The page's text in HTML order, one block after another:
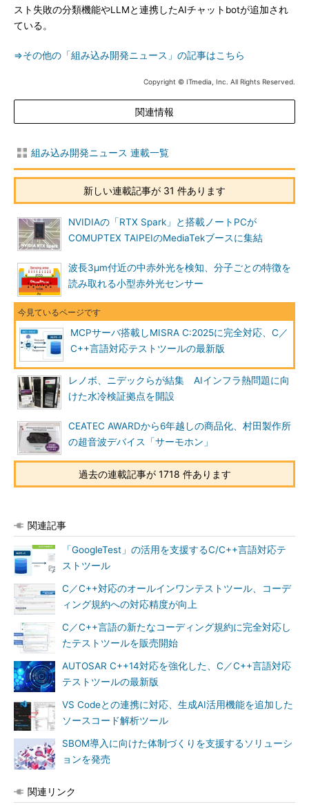
スト失敗の分類機能やLLMと連携したAIチャットbotが追加され
ている。
⇒その他の「組み込み開発ニュース」の記事はこちら
Copyright © ITmedia, Inc. All Rights Reserved.
関連情報
組み込み開発ニュース 連載一覧
新しい連載記事が 31 件あります
NVIDIAの「RTX Spark」と搭載ノートPCが
COMUPTEX TAIPEIのMediaTekブースに集結
波長3μm付近の中赤外光を検知、分子ごとの特徴を
読み取れる小型赤外光センサー
MCPサーバ搭載しMISRA C:2025に完全対応、C／
C++言語対応テストツールの最新版
レノボ、ニデックらが結集 AIインフラ熱問題に向
けた水冷検証拠点を開設
CEATEC AWARDから6年越しの商品化、村田製作所
の超音波デバイス「サーモホン」
過去の連載記事が 1718 件あります
関連記事
「GoogleTest」の活用を支援するC/C++言語対応テ
ストツール
C／C++対応のオールインワンテストツール、コーデ
ィング規約への対応精度が向上
C／C++言語の新たなコーディング規約に完全対応し
たテストツールを販売開始
AUTOSAR C++14対応を強化した、C／C++言語対応
テストツールの最新版
VS Codeとの連携に対応、生成AI活用機能を追加した
ソースコード解析ツール
SBOM導入に向けた体制づくりを支援するソリューシ
ョンを発売
関連リンク